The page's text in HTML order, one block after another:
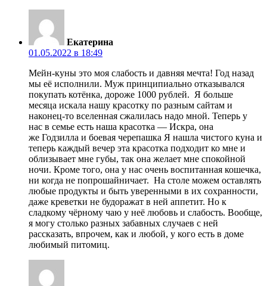
Екатерина
01.05.2022 в 18:49
Мейн-куны это моя слабость и давняя мечта! Год назад
мы её исполнили. Муж принципиально отказывался
покупать котёнка, дороже 1000 рублей. Я больше
месяца искала нашу красотку по разным сайтам и
наконец-то вселенная сжалилась надо мной. Теперь у
нас в семье есть наша красотка — Искра, она
же Годзилла и боевая черепашка Я нашла чистого куна и
теперь каждый вечер эта красотка подходит ко мне и
облизывает мне губы, так она желает мне спокойной
ночи. Кроме того, она у нас очень воспитанная кошечка,
ни когда не попрошайничает. На столе можем оставлять
любые продукты и быть уверенными в их сохранности,
даже креветки не будоражат в ней аппетит. Но к
сладкому чёрному чаю у неё любовь и слабость. Вообще,
я могу столько разных забавных случаев с ней
рассказать, впрочем, как и любой, у кого есть в доме
любимый питомиц.